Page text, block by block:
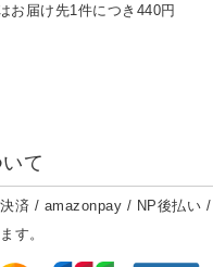
お届け先1件につき440円
て
済 / amazonpay / NP後払い
す。